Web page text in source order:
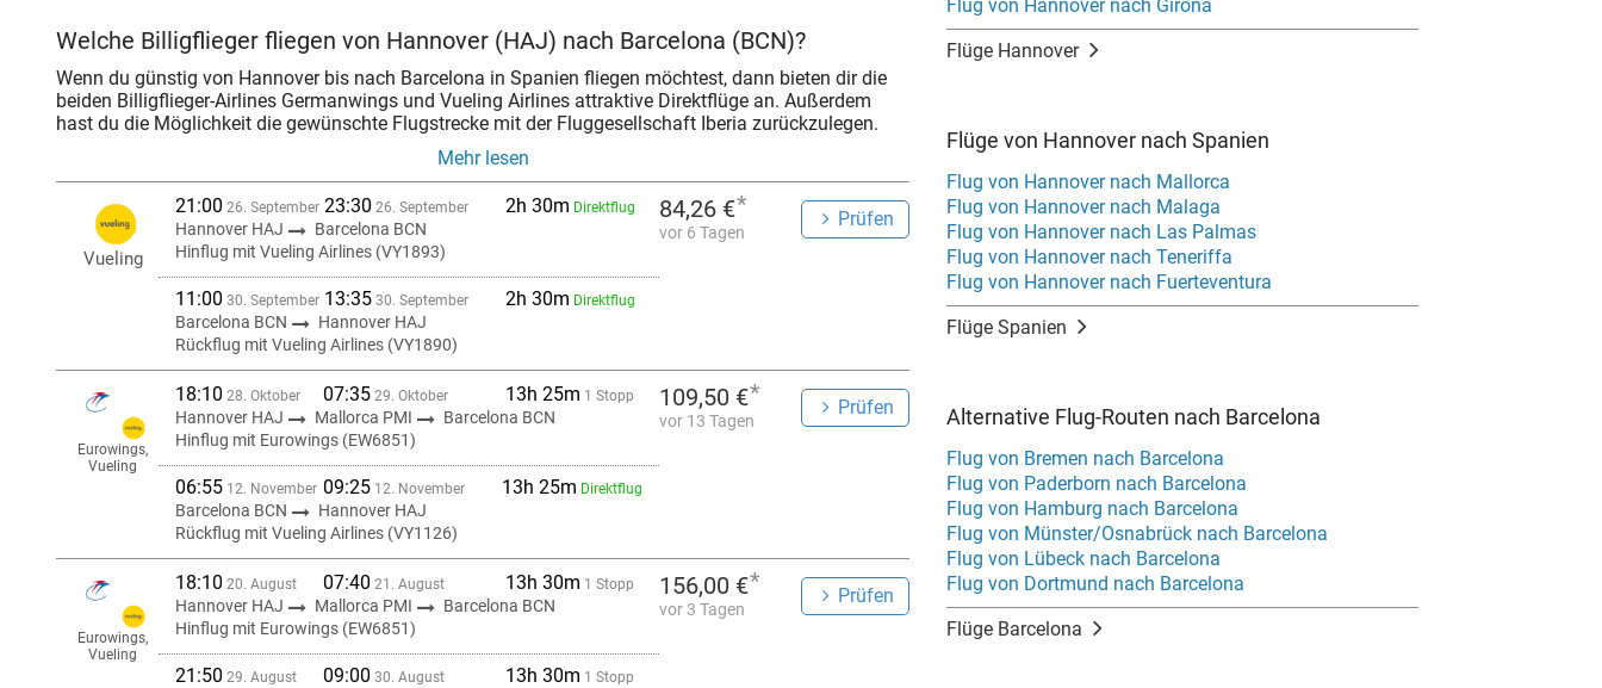
Welche Billigflieger fliegen von Hannover (HAJ) nach Barcelona (BCN)?
Wenn du günstig von Hannover bis nach Barcelona in Spanien fliegen möchtest, dann bieten dir die
beiden Billigflieger-Airlines Germanwings und Vueling Airlines attraktive Direktflüge an. Außerdem
hast du die Möglichkeit die gewünschte Flugstrecke mit der Fluggesellschaft Iberia zurückzulegen.
Mehr lesen
21:00 26. September 23:30 26. September 2h 30m Direktflug
Hannover HAJ
Barcelona BCN
Hinflug mit Vueling Airlines (VY1893)
11:00 30. September 13:35 30. September 2h 30m Direktflug
Barcelona BCN
Hannover HAJ
Rückflug mit Vueling Airlines (VY1890)
Vueling
84,26 €*
vor 6 Tagen
Prüfen
18:10 28. Oktober 07:35 29. Oktober 13h 25m 1 Stopp
Hannover HAJ Mallorca PMI
Barcelona BCN
Hinflug mit Eurowings (EW6851)
06:55 12. November 09:25 12. November 13h 25m Direktflug
Barcelona BCN
Hannover HAJ
Rückflug mit Vueling Airlines (VY1126)
Eurowings,
Vueling
109,50 €*
vor 13 Tagen
Prüfen
18:10 20. August 07:40 21. August 13h 30m 1 Stopp
Hannover HAJ Mallorca PMI
Barcelona BCN
Hinflug mit Eurowings (EW6851)
21:50 29. August 09:00 30. August 13h 30m 1 Stopp
Eurowings,
Vueling
156,00 €*
vor 3 Tagen
Prüfen
Flug von Hannover nach Girona
Flüge Hannover
Flüge von Hannover nach Spanien
Flug von Hannover nach Mallorca
Flug von Hannover nach Malaga
Flug von Hannover nach Las Palmas
Flug von Hannover nach Teneriffa
Flug von Hannover nach Fuerteventura
Flüge Spanien
Alternative Flug-Routen nach Barcelona
Flug von Bremen nach Barcelona
Flug von Paderborn nach Barcelona
Flug von Hamburg nach Barcelona
Flug von Münster/Osnabrück nach Barcelona
Flug von Lübeck nach Barcelona
Flug von Dortmund nach Barcelona
Flüge Barcelona